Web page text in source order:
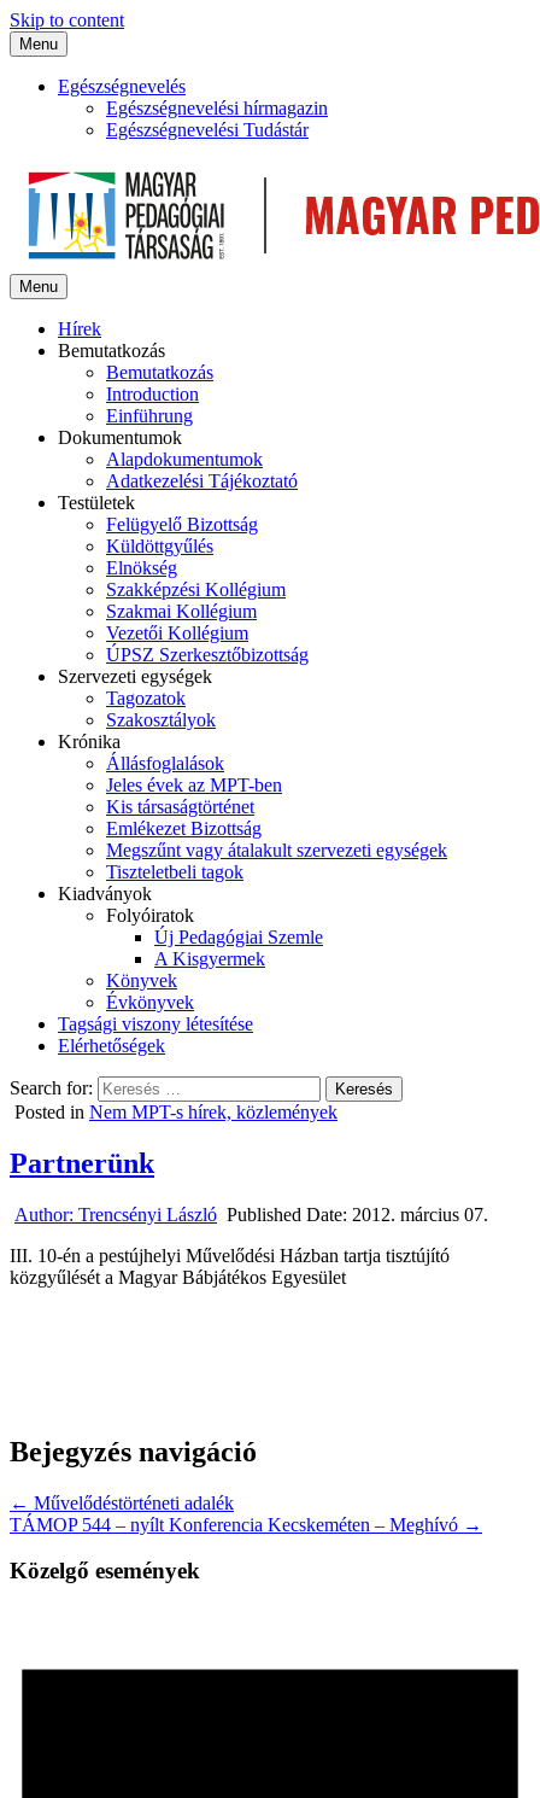
Skip to content
Menu
Egészségnevelés
Egészségnevelési hírmagazin
Egészségnevelési Tudástár
Menu
Hírek
Bemutatkozás
Bemutatkozás
Introduction
Einführung
Dokumentumok
Alapdokumentumok
Adatkezelési Tájékoztató
Testületek
Felügyelő Bizottság
Küldöttgyűlés
Elnökség
Szakképzési Kollégium
Szakmai Kollégium
Vezetői Kollégium
ÚPSZ Szerkesztőbizottság
Szervezeti egységek
Tagozatok
Szakosztályok
Krónika
Állásfoglalások
Jeles évek az MPT-ben
Kis társaságtörténet
Emlékezet Bizottság
Megszűnt vagy átalakult szervezeti egységek
Tiszteletbeli tagok
Kiadványok
Folyóiratok
Új Pedagógiai Szemle
A Kisgyermek
Könyvek
Évkönyvek
Tagsági viszony létesítése
Elérhetőségek
Search for:
Posted in Nem MPT-s hírek, közlemények
Partnerünk
Author: Trencsényi László Published Date: 2012. március 07.
III. 10-én a pestújhelyi Művelődési Házban tartja tisztújító
közgyűlését a Magyar Bábjátékos Egyesület
Bejegyzés navigáció
← Művelődéstörténeti adalék
TÁMOP 544 – nyílt Konferencia Kecskeméten – Meghívó →
Közelgő események